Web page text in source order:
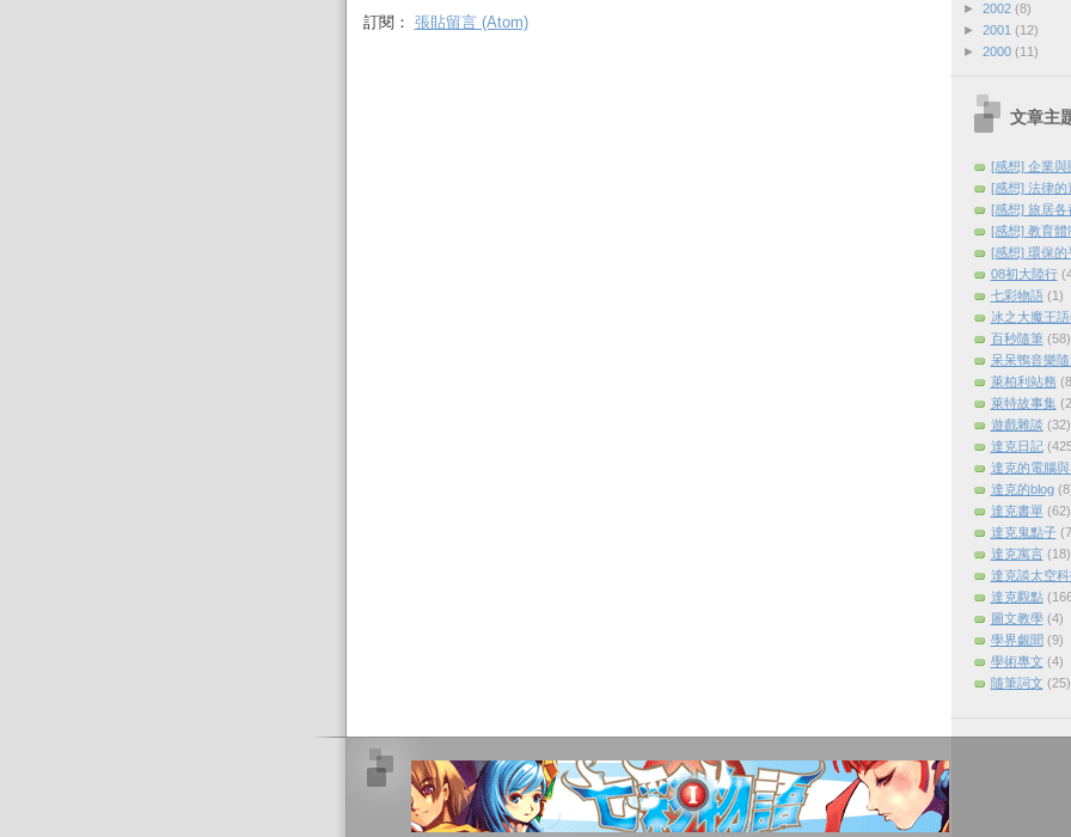
訂閱： 張貼留言 (Atom)
► 2002 (8)
► 2001 (12)
► 2000 (11)
文章主
[感想] 企業與
[感想] 法律的
[感想] 旅居各
[感想] 教育體
[感想] 環保的
08初大陸行
七彩物語 (1)
冰之大魔王
百秒隨筆 (58)
呆呆鴨音樂隨
萊柏利站務
萊特故事集
遊戲雜談 (32)
達克日記
達克的電腦
達克的blog
達克書單 (62)
達克鬼點子
達克寓言 (18)
達克談太空
達克觀點
圖文教學 (4)
學界覷聞 (9)
學術專文 (4)
隨筆詞文 (25)